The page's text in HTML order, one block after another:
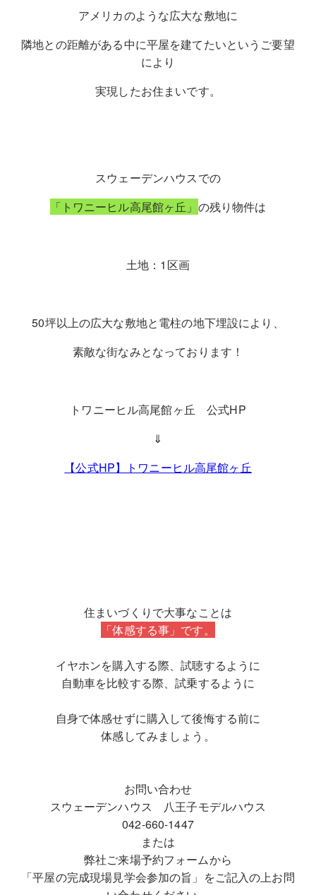
アメリカのような広大な敷地に
隣地との距離がある中に平屋を建てたいというご要望
により
実現したお住まいです。
スウェーデンハウスでの
「トワニーヒル高尾館ヶ丘」 の残り物件は
土地：1区画
50坪以上の広大な敷地と電柱の地下埋設により、
素敵な街なみとなっております！
トワニーヒル高尾館ヶ丘 公式HP
⇓
【公式HP】トワニーヒル高尾館ヶ丘
住まいづくりで大事なことは
「体感する事」です。
イヤホンを購入する際、試聴するように
自動車を比較する際、試乗するように
自身で体感せずに購入して後悔する前に
体感してみましょう。
お問い合わせ
スウェーデンハウス 八王子モデルハウス
042-660-1447
または
弊社ご来場予約フォームから
「平屋の完成現場見学会参加の旨」をご記入の上お問